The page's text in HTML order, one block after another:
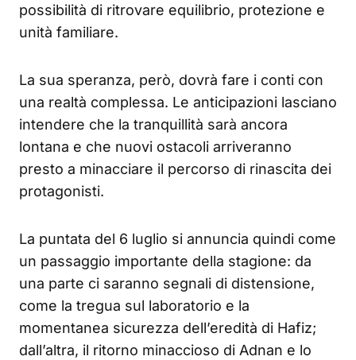
possibilità di ritrovare equilibrio, protezione e
unità familiare.
La sua speranza, però, dovrà fare i conti con
una realtà complessa. Le anticipazioni lasciano
intendere che la tranquillità sarà ancora
lontana e che nuovi ostacoli arriveranno
presto a minacciare il percorso di rinascita dei
protagonisti.
La puntata del 6 luglio si annuncia quindi come
un passaggio importante della stagione: da
una parte ci saranno segnali di distensione,
come la tregua sul laboratorio e la
momentanea sicurezza dell’eredità di Hafiz;
dall’altra, il ritorno minaccioso di Adnan e lo